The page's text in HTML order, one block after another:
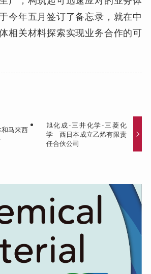
今年五月签订了备忘录，就在中
相关材料探索实现业务合作的可
马来西
旭化成-三井化学-三菱化
学 西日本成立乙烯有限责
任合伙公司